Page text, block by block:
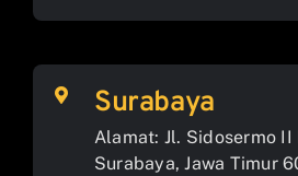
Surabaya
Alamat: Jl. Sidosermo II
Surabaya, Jawa Timur